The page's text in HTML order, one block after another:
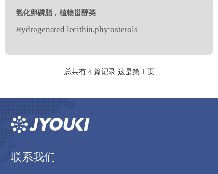
氢化卵磷脂，植物甾醇类
Hydrogenated lecithin,phytosterols
总共有 4 篇记录 这是第 1 页
联系我们